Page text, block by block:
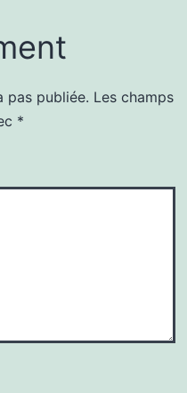
pas publiée. Les champs
*